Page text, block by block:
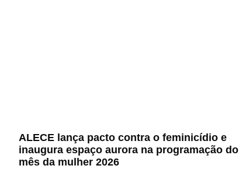
ALECE lança pacto contra o feminicídio e
inaugura espaço aurora na programação do
mês da mulher 2026